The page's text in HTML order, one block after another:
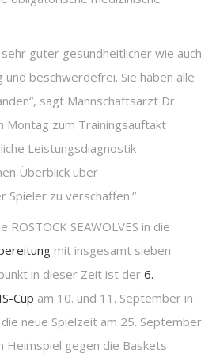
guter gesundheitlicher wie auch
beschwerdefrei. Sie haben alle
sagt Mannschaftsarzt Dr.
Montag zum Trainingsauftakt
Leistungsdiagnostik
Überblick über
Spieler zu verschaffen.“
SEAWOLVES in die
mit insgesamt sieben
in dieser Zeit ist der 6.
Cup am 10. und 11. September in
neue Spielzeit am 25. September
Heimspiel gegen die Baskets